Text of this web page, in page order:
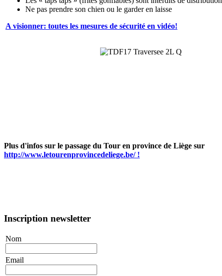
Ne pas prendre son chien ou le garder en laisse
A visionner: toutes les mesures de sécurité en vidéo!
Plus d'infos sur le passage du Tour en province de Liège sur
http://www.letourenprovincedeliege.be/ !
Inscription newsletter
Nom
Email